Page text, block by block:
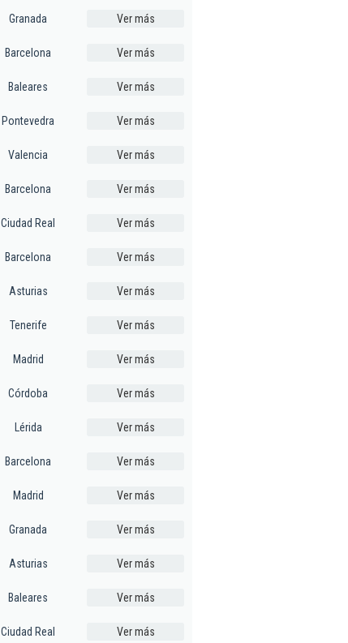
Granada Ver más
Barcelona Ver más
Baleares Ver más
Pontevedra Ver más
Valencia Ver más
Barcelona Ver más
Ciudad Real Ver más
Barcelona Ver más
Asturias Ver más
Tenerife Ver más
Madrid Ver más
Córdoba Ver más
Lérida Ver más
Barcelona Ver más
Madrid Ver más
Granada Ver más
Asturias Ver más
Baleares Ver más
Ciudad Real Ver más